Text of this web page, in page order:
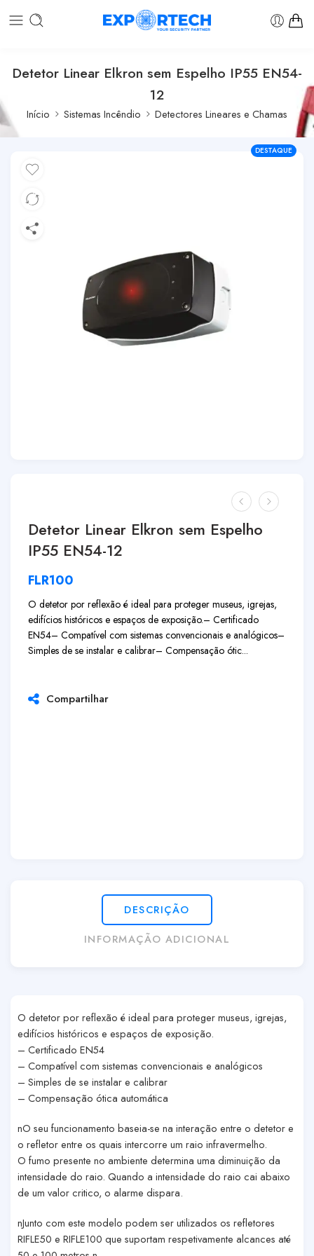
Detetor Linear Elkron sem Espelho IP55 EN54-
12
Início Sistemas Incêndio Detectores Lineares e Chamas
DESTAQUE
Detetor Linear Elkron sem Espelho
IP55 EN54-12
FLR100
O detetor por reflexão é ideal para proteger museus, igrejas,
edifícios históricos e espaços de exposição.– Certificado
EN54– Compatível com sistemas convencionais e analógicos–
Simples de se instalar e calibrar– Compensação ótic...
Compartilhar
DESCRIÇÃO
INFORMAÇÃO ADICIONAL
O detetor por reflexão é ideal para proteger museus, igrejas,
edifícios históricos e espaços de exposição.
– Certificado EN54
– Compatível com sistemas convencionais e analógicos
– Simples de se instalar e calibrar
– Compensação ótica automática
nO seu funcionamento baseia-se na interação entre o detetor e
o refletor entre os quais intercorre um raio infravermelho.
O fumo presente no ambiente determina uma diminuição da
intensidade do raio. Quando a intensidade do raio cai abaixo
de um valor critico, o alarme dispara.
nJunto com este modelo podem ser utilizados os refletores
RIFLE50 e RIFLE100 que suportam respetivamente alcances até